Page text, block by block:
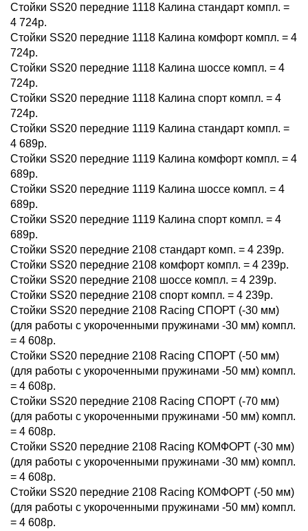
Стойки SS20 передние 1118 Калина стандарт компл. =
4 724р.
Стойки SS20 передние 1118 Калина комфорт компл. = 4
724р.
Стойки SS20 передние 1118 Калина шоссе компл. = 4
724р.
Стойки SS20 передние 1118 Калина спорт компл. = 4
724р.
Стойки SS20 передние 1119 Калина стандарт компл. =
4 689р.
Стойки SS20 передние 1119 Калина комфорт компл. = 4
689р.
Стойки SS20 передние 1119 Калина шоссе компл. = 4
689р.
Стойки SS20 передние 1119 Калина спорт компл. = 4
689р.
Стойки SS20 передние 2108 стандарт комп. = 4 239р.
Стойки SS20 передние 2108 комфорт компл. = 4 239р.
Стойки SS20 передние 2108 шоссе компл. = 4 239р.
Стойки SS20 передние 2108 спорт компл. = 4 239р.
Стойки SS20 передние 2108 Racing СПОРТ (-30 мм)
(для работы с укороченными пружинами -30 мм) компл.
= 4 608р.
Стойки SS20 передние 2108 Racing СПОРТ (-50 мм)
(для работы с укороченными пружинами -50 мм) компл.
= 4 608р.
Стойки SS20 передние 2108 Racing СПОРТ (-70 мм)
(для работы с укороченными пружинами -50 мм) компл.
= 4 608р.
Стойки SS20 передние 2108 Racing КОМФОРТ (-30 мм)
(для работы с укороченными пружинами -30 мм) компл.
= 4 608р.
Стойки SS20 передние 2108 Racing КОМФОРТ (-50 мм)
(для работы с укороченными пружинами -50 мм) компл.
= 4 608р.